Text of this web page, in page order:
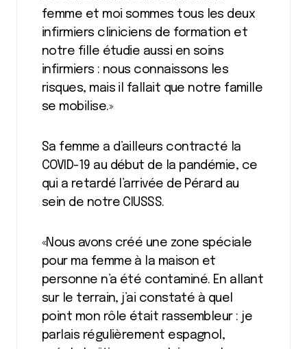
femme et moi sommes tous les deux
infirmiers cliniciens de formation et
notre fille étudie aussi en soins
infirmiers : nous connaissons les
risques, mais il fallait que notre famille
se mobilise.»
Sa femme a d’ailleurs contracté la
COVID-19 au début de la pandémie, ce
qui a retardé l’arrivée de Pérard au
sein de notre CIUSSS.
«Nous avons créé une zone spéciale
pour ma femme à la maison et
personne n’a été contaminé. En allant
sur le terrain, j’ai constaté à quel
point mon rôle était rassembleur : je
parlais régulièrement espagnol,